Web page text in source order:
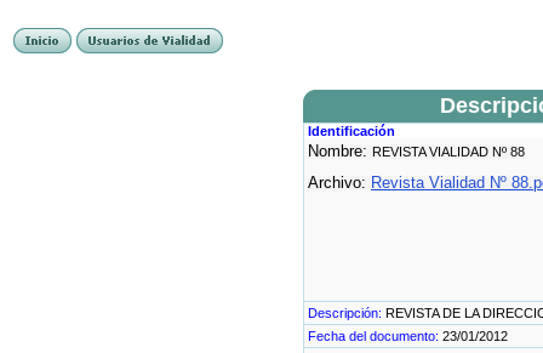
Identificación
Nombre: REVISTA VIALIDAD Nº 88
Archivo: Revista Vialidad Nº
Descripción: REVISTA DE LA
Fecha del documento: 23/01/2012